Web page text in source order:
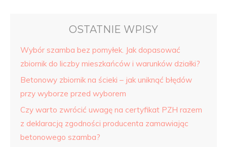
OSTATNIE WPISY
Wybór szamba bez pomyłek. Jak dopasować
zbiornik do liczby mieszkańców i warunków działki?
Betonowy zbiornik na ścieki – jak uniknąć błędów
przy wyborze przed wyborem
Czy warto zwrócić uwagę na certyfikat PZH razem
z deklaracją zgodności producenta zamawiając
betonowego szamba?